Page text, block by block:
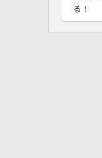
る！